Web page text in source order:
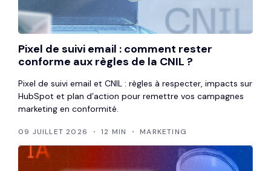
Pixel de suivi email : comment rester
conforme aux règles de la CNIL ?
Pixel de suivi email et CNIL : règles à respecter, impacts sur
HubSpot et plan d’action pour remettre vos campagnes
marketing en conformité.
09 JUILLET 2026 12 MIN MARKETING